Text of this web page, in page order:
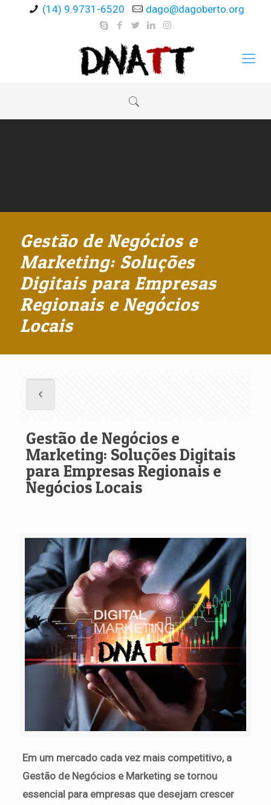
(14) 9.9731-6520 dago@dagoberto.org
Gestão de Negócios e
Marketing: Soluções
Digitais para Empresas
Regionais e Negócios
Locais
Gestão de Negócios e
Marketing: Soluções Digitais
para Empresas Regionais e
Negócios Locais
Em um mercado cada vez mais competitivo, a
Gestão de Negócios e Marketing se tornou
essencial para empresas que desejam crescer